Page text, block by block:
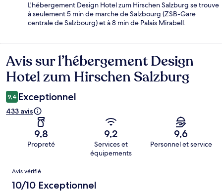
L'hébergement Design Hotel zum Hirschen Salzburg se trouve
à seulement 5 min de marche de Salzbourg (ZSB-Gare
centrale de Salzbourg) et à 8 min de Palais Mirabell.
Avis
Avis sur l’hébergement Design
Hotel zum Hirschen Salzburg
9,4 Exceptionnel
433 avis
9,8
Propreté
9,2
Services et
équipements
9,6
Personnel et service
Avis
Avis vérifié
10/10 Exceptionnel